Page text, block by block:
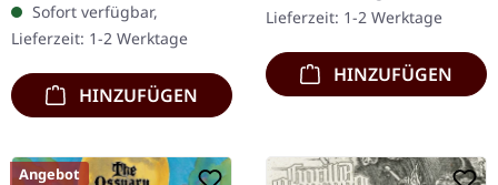
Jewelcase mit 12-seitigem
Booklet. Subterfuge
Carver…
Sofort verfügbar,
Lieferzeit: 1-2 Werktage
HINZUFÜGEN
Rot/Schwarz/Weiß…
Lieferzeit: 1-2 Werktage
HINZUFÜGEN
Angebot